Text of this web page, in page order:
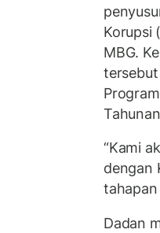
Korupsi
MBG.
“Kami
dengan
tahapan
Dadan